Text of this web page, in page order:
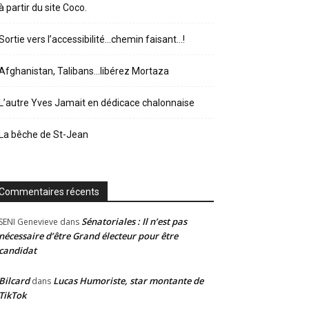
partir du site Coco.
vers l’accessibilité…chemin faisant…!
Talibans…libérez Mortaza
Yves Jamait en dédicace chalonnaise
bêche de St-Jean
récents
Genevieve dansSénatoriales : Il n’est pas
d’être Grand électeur pour être
dans Lucas Humoriste, star montante de